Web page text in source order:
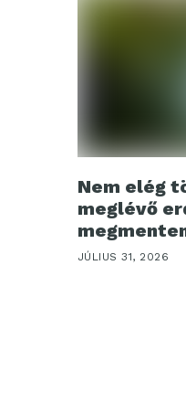
Nem elég
meglévő
JÚLIUS 31, 2026